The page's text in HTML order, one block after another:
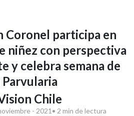
Coronel participa en
niñez con perspectiva
y celebra semana de
Parvularia
Chile
- 2021 • 2 min de lectura